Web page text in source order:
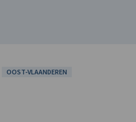
OOST-VLAANDEREN